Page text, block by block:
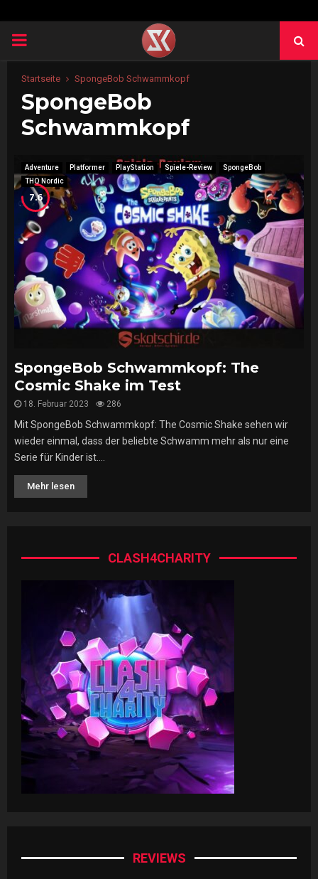
PRIMARY
MENU
Startseite SpongeBob Schwammkopf
SpongeBob
Schwammkopf
Adventure Platformer PlayStation Spiele-Review
SpongeBob
THQ Nordic
7.6
SpongeBob Schwammkopf: The
Cosmic Shake im Test
18. Februar 2023 286
Mit SpongeBob Schwammkopf: The Cosmic Shake sehen wir
wieder einmal, dass der beliebte Schwamm mehr als nur eine
Serie für Kinder ist....
Mehr lesen
CLASH4CHARITY
REVIEWS